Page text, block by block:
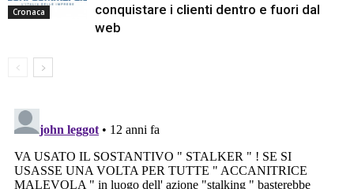
Cronaca
conquistare i clienti dentro e fuori dal
web